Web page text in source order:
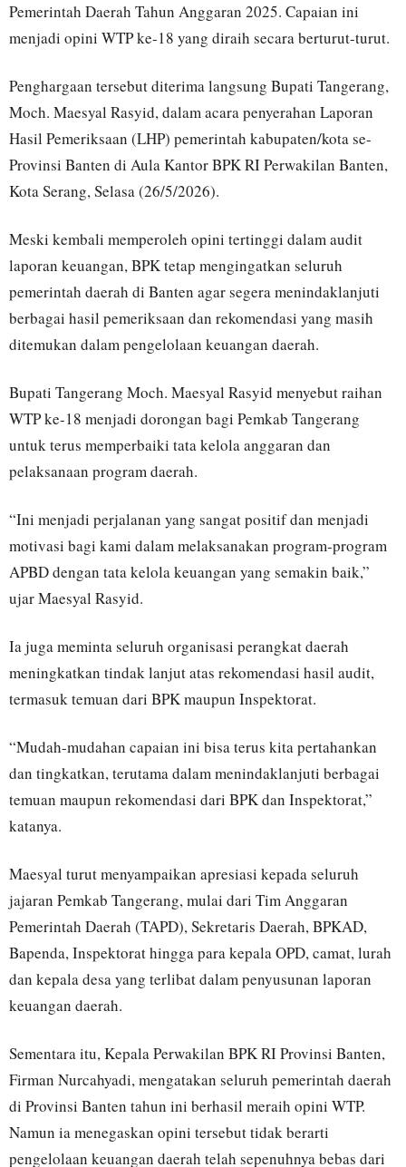
Pemerintah Daerah Tahun Anggaran 2025. Capaian ini
menjadi opini WTP ke-18 yang diraih secara berturut-turut.
Penghargaan tersebut diterima langsung Bupati Tangerang,
Moch. Maesyal Rasyid, dalam acara penyerahan Laporan
Hasil Pemeriksaan (LHP) pemerintah kabupaten/kota se-
Provinsi Banten di Aula Kantor BPK RI Perwakilan Banten,
Kota Serang, Selasa (26/5/2026).
Meski kembali memperoleh opini tertinggi dalam audit
laporan keuangan, BPK tetap mengingatkan seluruh
pemerintah daerah di Banten agar segera menindaklanjuti
berbagai hasil pemeriksaan dan rekomendasi yang masih
ditemukan dalam pengelolaan keuangan daerah.
Bupati Tangerang Moch. Maesyal Rasyid menyebut raihan
WTP ke-18 menjadi dorongan bagi Pemkab Tangerang
untuk terus memperbaiki tata kelola anggaran dan
pelaksanaan program daerah.
“Ini menjadi perjalanan yang sangat positif dan menjadi
motivasi bagi kami dalam melaksanakan program-program
APBD dengan tata kelola keuangan yang semakin baik,”
ujar Maesyal Rasyid.
Ia juga meminta seluruh organisasi perangkat daerah
meningkatkan tindak lanjut atas rekomendasi hasil audit,
termasuk temuan dari BPK maupun Inspektorat.
“Mudah-mudahan capaian ini bisa terus kita pertahankan
dan tingkatkan, terutama dalam menindaklanjuti berbagai
temuan maupun rekomendasi dari BPK dan Inspektorat,”
katanya.
Maesyal turut menyampaikan apresiasi kepada seluruh
jajaran Pemkab Tangerang, mulai dari Tim Anggaran
Pemerintah Daerah (TAPD), Sekretaris Daerah, BPKAD,
Bapenda, Inspektorat hingga para kepala OPD, camat, lurah
dan kepala desa yang terlibat dalam penyusunan laporan
keuangan daerah.
Sementara itu, Kepala Perwakilan BPK RI Provinsi Banten,
Firman Nurcahyadi, mengatakan seluruh pemerintah daerah
di Provinsi Banten tahun ini berhasil meraih opini WTP.
Namun ia menegaskan opini tersebut tidak berarti
pengelolaan keuangan daerah telah sepenuhnya bebas dari